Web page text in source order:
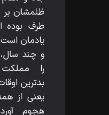
ظلمشان بر
طرف بوده
يادمان
و چند سال،
را مملكت
بدترين
يعنى از
هجوم